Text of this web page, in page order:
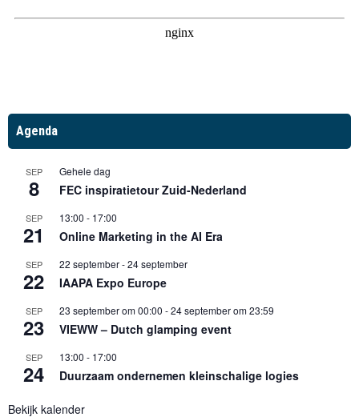
Agenda
SEP
8
Gehele dag
FEC inspiratietour Zuid-Nederland
SEP
21
13:00 - 17:00
Online Marketing in the AI Era
SEP
22
22 september-24 september
IAAPA Expo Europe
SEP
23
23 september om 00:00 -24 september om 23:59
VIEWW – Dutch glamping event
SEP
24
13:00 - 17:00
Duurzaam ondernemen kleinschalige logies
Bekijk kalender